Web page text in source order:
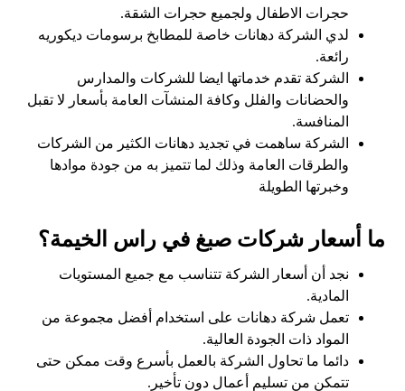
حجرات الاطفال ولجميع حجرات الشقة.
لدي الشركة دهانات خاصة للمطابخ برسومات ديكوريه
رائعة.
الشركة تقدم خدماتها ايضا للشركات والمدارس
والحضانات والفلل وكافة المنشآت العامة بأسعار لا تقبل
المنافسة.
الشركة ساهمت في تجديد دهانات الكثير من الشركات
والطرقات العامة وذلك لما تتميز به من جودة موادها
وخبرتها الطويلة
ما أسعار شركات صبغ في راس الخيمة؟
نجد أن أسعار الشركة تتناسب مع جميع المستويات
المادية.
تعمل شركة دهانات على استخدام أفضل مجموعة من
المواد ذات الجودة العالية.
دائما ما تحاول الشركة بالعمل بأسرع وقت ممكن حتى
تتمكن من تسليم أعمال دون تأخير.